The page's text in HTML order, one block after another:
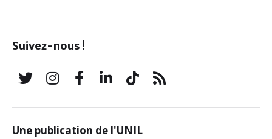
Suivez-nous !
Une publication de l'UNIL